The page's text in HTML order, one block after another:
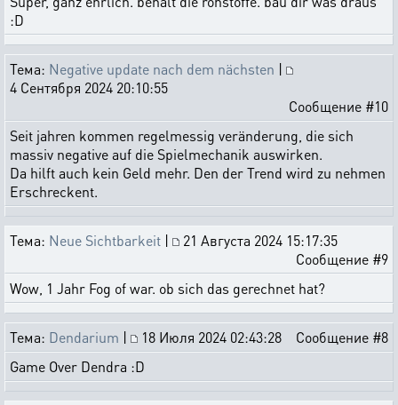
:D
Тема: Negative update nach dem nächsten |
4 Сентября 2024 20:10:55
Сообщение #10
Seit jahren kommen regelmessig veränderung, die sich
massiv negative auf die Spielmechanik auswirken.
Da hilft auch kein Geld mehr. Den der Trend wird zu nehmen
Erschreckent.
Тема: Neue Sichtbarkeit |
21 Августа 2024 15:17:35
Сообщение #9
Wow, 1 Jahr Fog of war. ob sich das gerechnet hat?
Тема: Dendarium | 18 Июля 2024 02:43:28
Сообщение #8
Game Over Dendra :D